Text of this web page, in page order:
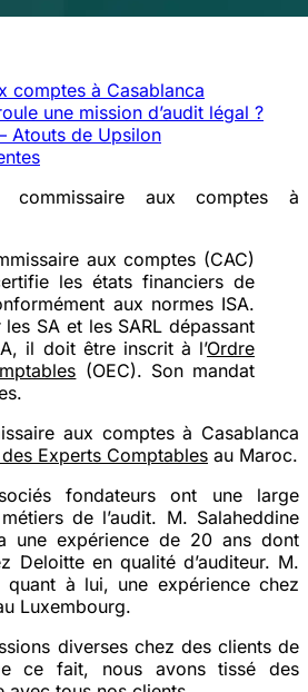
comptes à Casablanca
une mission d’audit légal ?
Atouts de Upsilon
commissaire aux comptes à
aux comptes (CAC)
les états financiers de
aux normes ISA.
SA et les SARL dépassant
il doit être inscrit à l’Ordre
(OEC). Son mandat
aux comptes à Casablanca
Experts Comptables au Maroc.
fondateurs ont une large
de l’audit. M. Salaheddine
une expérience de 20 ans dont
Deloitte en qualité d’auditeur. M.
quant à lui, une expérience chez
Luxembourg.
diverses chez des clients de
ce fait, nous avons tissé des